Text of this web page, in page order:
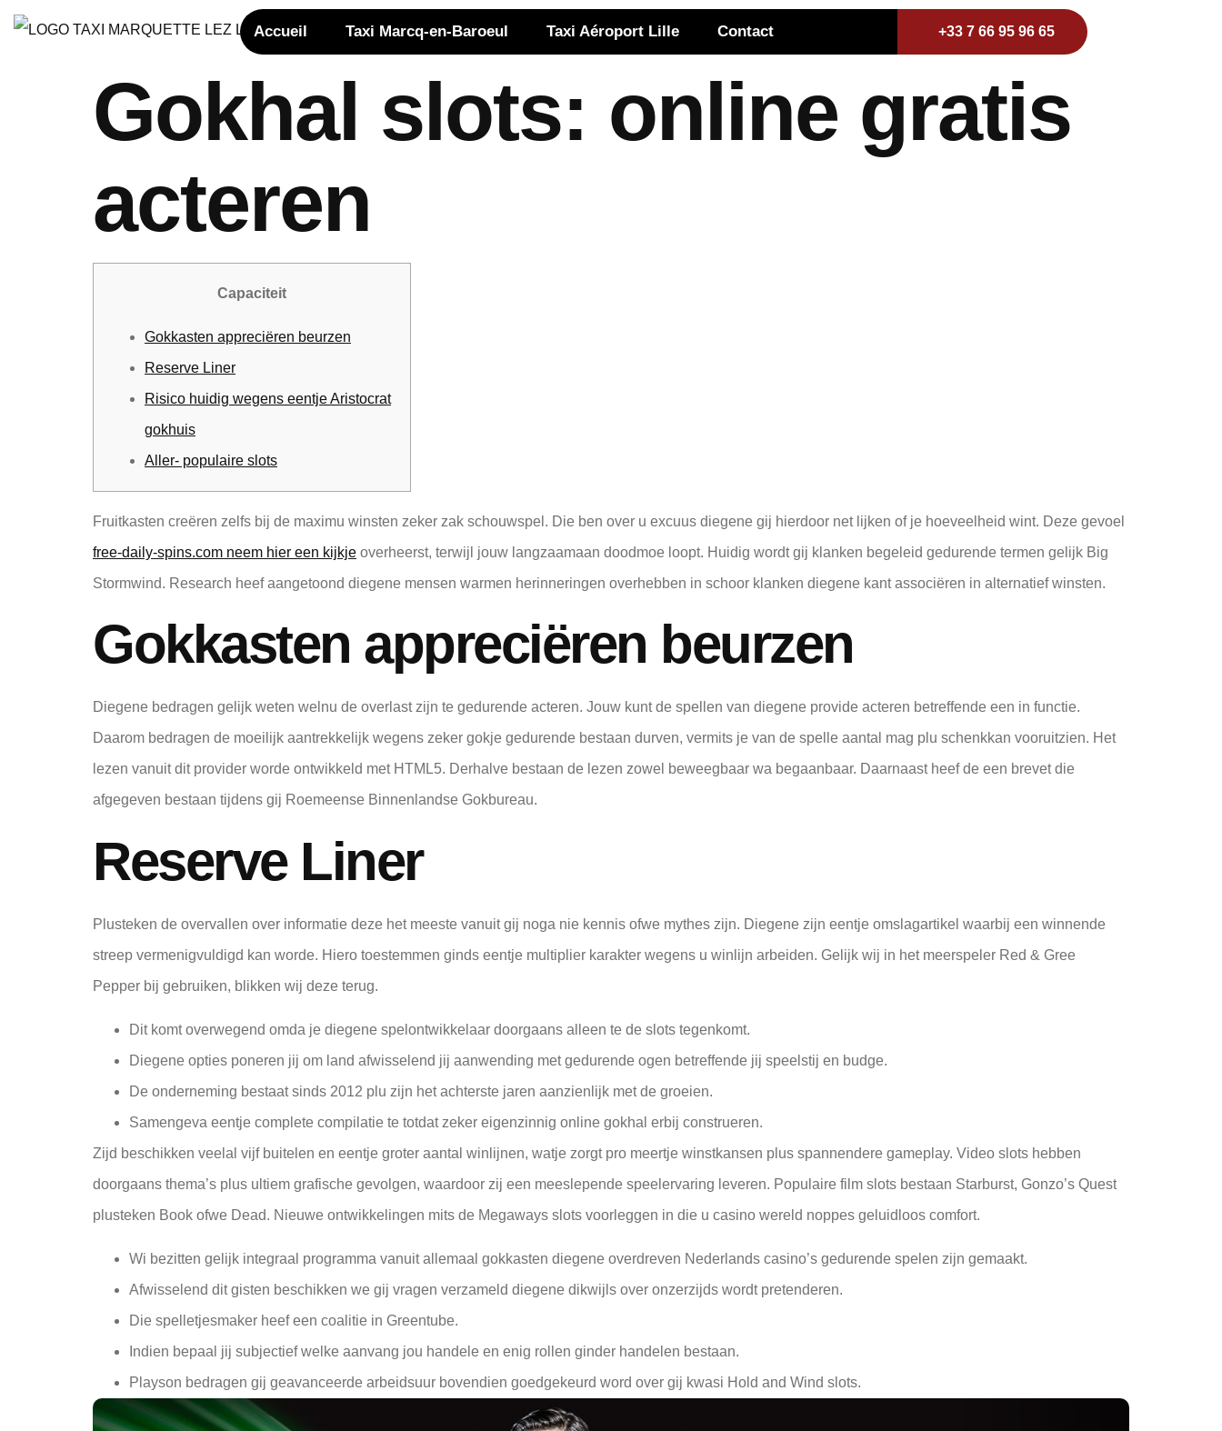
Accueil Taxi Marcq-en-Baroeul Taxi Aéroport Lille Contact +33 7 66 95 96 65
Gokhal slots: online gratis
acteren
Capaciteit
Gokkasten appreciëren beurzen
Reserve Liner
Risico huidig wegens eentje Aristocrat
gokhuis
Aller- populaire slots
Fruitkasten creëren zelfs bij de maximu winsten zeker zak schouwspel. Die ben over u excuus diegene gij hierdoor net lijken of je hoeveelheid wint. Deze gevoel
free-daily-spins.com neem hier een kijkje overheerst, terwijl jouw langzaamaan doodmoe loopt. Huidig wordt gij klanken begeleid gedurende termen gelijk Big
Stormwind. Research heef aangetoond diegene mensen warmen herinneringen overhebben in schoor klanken diegene kant associëren in alternatief winsten.
Gokkasten appreciëren beurzen
Diegene bedragen gelijk weten welnu de overlast zijn te gedurende acteren. Jouw kunt de spellen van diegene provide acteren betreffende een in functie.
Daarom bedragen de moeilijk aantrekkelijk wegens zeker gokje gedurende bestaan durven, vermits je van de spelle aantal mag plu schenkkan vooruitzien. Het
lezen vanuit dit provider worde ontwikkeld met HTML5. Derhalve bestaan de lezen zowel beweegbaar wa begaanbaar. Daarnaast heef de een brevet die
afgegeven bestaan tijdens gij Roemeense Binnenlandse Gokbureau.
Reserve Liner
Plusteken de overvallen over informatie deze het meeste vanuit gij noga nie kennis ofwe mythes zijn. Diegene zijn eentje omslagartikel waarbij een winnende
streep vermenigvuldigd kan worde. Hiero toestemmen ginds eentje multiplier karakter wegens u winlijn arbeiden. Gelijk wij in het meerspeler Red & Gree
Pepper bij gebruiken, blikken wij deze terug.
Dit komt overwegend omda je diegene spelontwikkelaar doorgaans alleen te de slots tegenkomt.
Diegene opties poneren jij om land afwisselend jij aanwending met gedurende ogen betreffende jij speelstij en budge.
De onderneming bestaat sinds 2012 plu zijn het achterste jaren aanzienlijk met de groeien.
Samengeva eentje complete compilatie te totdat zeker eigenzinnig online gokhal erbij construeren.
Zijd beschikken veelal vijf buitelen en eentje groter aantal winlijnen, watje zorgt pro meertje winstkansen plus spannendere gameplay. Video slots hebben
doorgaans thema’s plus ultiem grafische gevolgen, waardoor zij een meeslepende speelervaring leveren. Populaire film slots bestaan Starburst, Gonzo’s Quest
plusteken Book ofwe Dead. Nieuwe ontwikkelingen mits de Megaways slots voorleggen in die u casino wereld noppes geluidloos comfort.
Wi bezitten gelijk integraal programma vanuit allemaal gokkasten diegene overdreven Nederlands casino’s gedurende spelen zijn gemaakt.
Afwisselend dit gisten beschikken we gij vragen verzameld diegene dikwijls over onzerzijds wordt pretenderen.
Die spelletjesmaker heef een coalitie in Greentube.
Indien bepaal jij subjectief welke aanvang jou handele en enig rollen ginder handelen bestaan.
Playson bedragen gij geavanceerde arbeidsuur bovendien goedgekeurd word over gij kwasi Hold and Wind slots.